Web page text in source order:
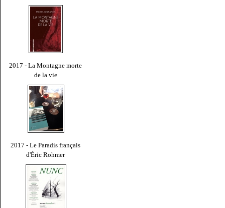
2017 - La Montagne morte
de la vie
2017 - Le Paradis français
d'Éric Rohmer